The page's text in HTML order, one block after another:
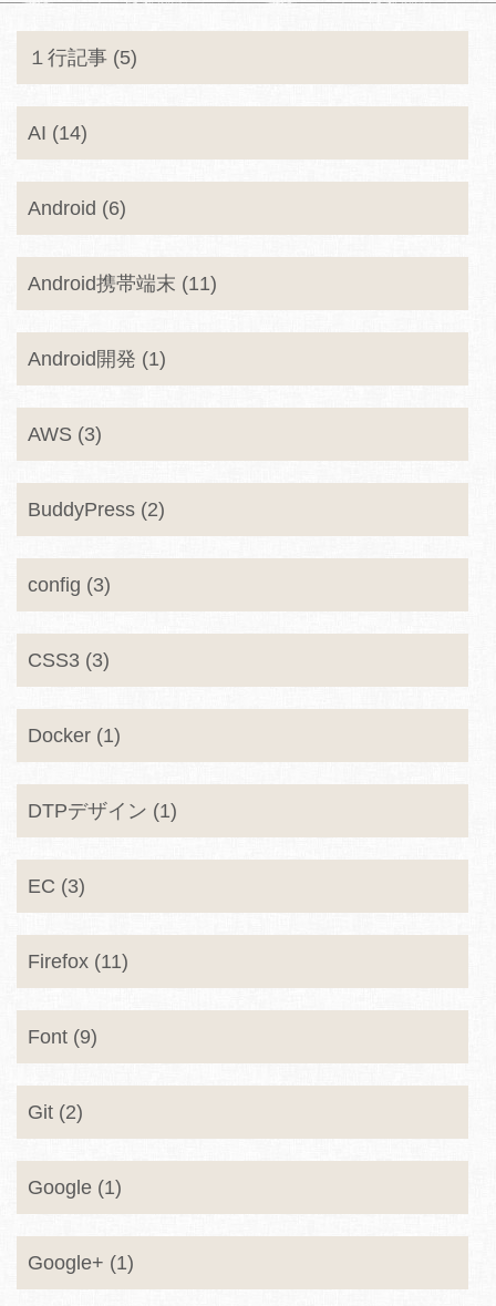
１行記事 (5)
AI (14)
Android (6)
Android携帯端末 (11)
Android開発 (1)
AWS (3)
BuddyPress (2)
config (3)
CSS3 (3)
Docker (1)
DTPデザイン (1)
EC (3)
Firefox (11)
Font (9)
Git (2)
Google (1)
Google+ (1)